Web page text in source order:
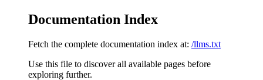
Documentation Index
Fetch the complete documentation index at: /llms.txt
Use this file to discover all available pages before
exploring further.